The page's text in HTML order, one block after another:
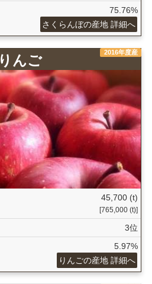
75.76%
さくらんぼの産地 詳細へ
2016年度産
りんご
45,700 (t)
[765,000 (t)]
3位
5.97%
りんごの産地 詳細へ